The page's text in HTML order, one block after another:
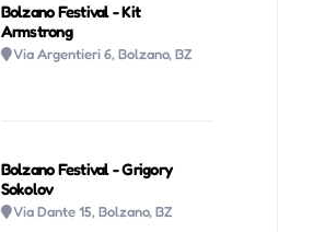
Bolzano Festival - Kit
Armstrong
Via Argentieri 6, Bolzano, BZ
Bolzano Festival - Grigory
Sokolov
Via Dante 15, Bolzano, BZ